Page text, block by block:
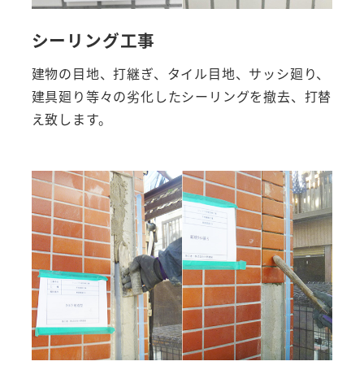
シーリング工事
建物の目地、打継ぎ、タイル目地、サッシ廻り、
建具廻り等々の劣化したシーリングを撤去、打替
え致します。